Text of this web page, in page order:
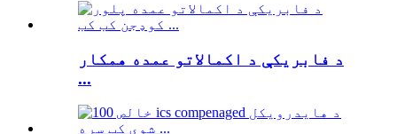
د فابریکې د اکمالاتو عمده همکار
...